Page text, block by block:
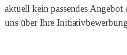
aktuell kein passendes Angebot
uns über Ihre